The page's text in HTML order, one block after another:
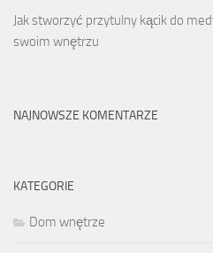
Jak stworzyć przytulny kącik do
swoim wnętrzu
NAJNOWSZE KOMENTARZE
KATEGORIE
Dom wnętrze